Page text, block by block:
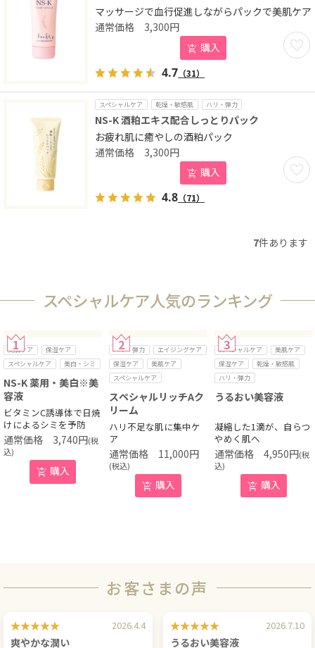
マッサージで血行促進しながらパックで美肌ケア
お気
3,300円
購入
4.7 （31）
スペシャルケア 乾燥・敏感肌 ハリ・弾力
NS-K 酒粕エキス配合しっとりパック
お疲れ肌に癒やしの酒粕パック
お気
3,300円
購入
4.8 （71）
7件あります
スペシャルケア人気のランキング
美肌ケア
保湿ケア
スペシャルケア
美白・シミ
NS-K 薬用・美白※美
容液
ビタミンC誘導体で日焼
けによるシミを予防
3,740円(税
込)
購入
ハリ・弾力
エイジングケア
保湿ケア
美肌ケア
スペシャルケア
スペシャルリッチAク
リーム
ハリ不足な肌に集中ケ
ア
11,000円
(税込)
購入
スペシャルケア
美肌ケア
保湿ケア
乾燥・敏感肌
ハリ・弾力
うるおい美容液
凝縮した1滴が、自らつ
やめく肌へ
4,950円(税
込)
購入
お客さまの声
2026.4.4
爽やかな潤い
2026.7.10
うるおい美容液